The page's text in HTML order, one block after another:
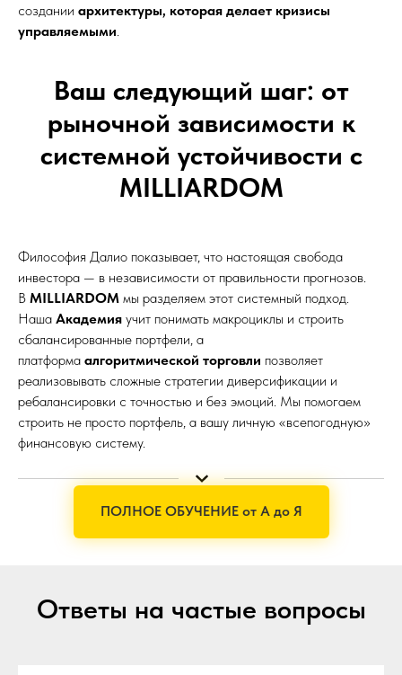
создании архитектуры, которая делает кризисы
управляемыми
Ваш следующий шаг: от
рыночной зависимости к
системной устойчивости с
MILLIARDOM
Философия Далио показывает, что настоящая свобода
инвестора — в независимости от правильности прогнозов.
В MILLIARDOM мы разделяем этот системный подход.
Наша Академия учит понимать макроциклы и строить
сбалансированные портфели, а
платформа алгоритмической торговли позволяет
реализовывать сложные стратегии диверсификации и
ребалансировки с точностью и без эмоций. Мы помогаем
строить не просто портфель, а вашу личную «всепогодную»
финансовую систему.
ПОЛНОЕ ОБУЧЕНИЕ от А до Я
Ответы на частые вопросы